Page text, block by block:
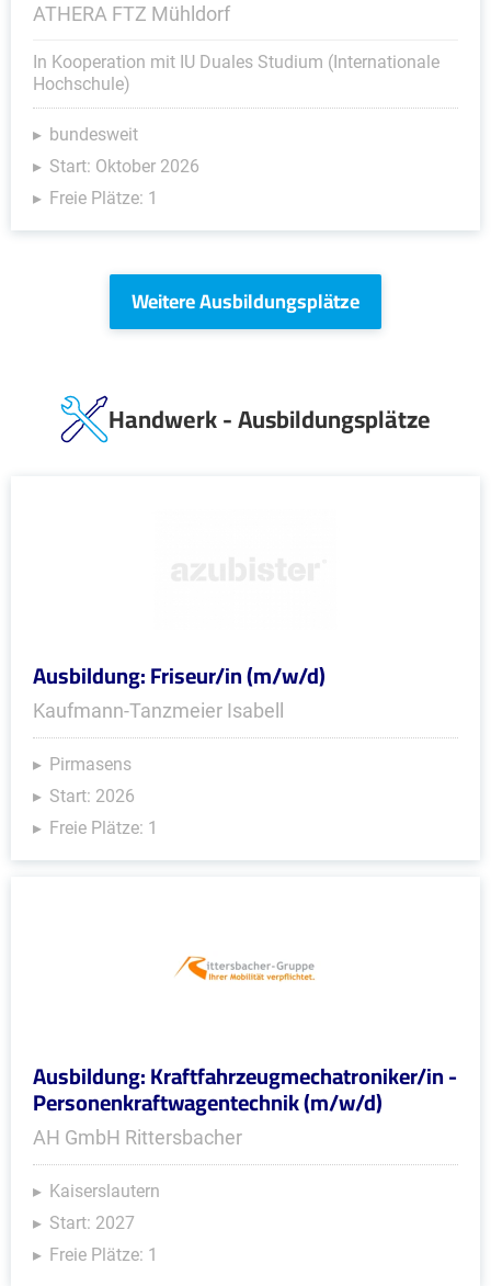
ATHERA FTZ Mühldorf
In Kooperation mit IU Duales Studium (Internationale
Hochschule)
bundesweit
Start: Oktober 2026
Freie Plätze: 1
Weitere Ausbildungsplätze
Handwerk - Ausbildungsplätze
Ausbildung: Friseur/in (m/w/d)
Kaufmann-Tanzmeier Isabell
Pirmasens
Start: 2026
Freie Plätze: 1
Ausbildung: Kraftfahrzeugmechatroniker/in -
Personenkraftwagentechnik (m/w/d)
AH GmbH Rittersbacher
Kaiserslautern
Start: 2027
Freie Plätze: 1